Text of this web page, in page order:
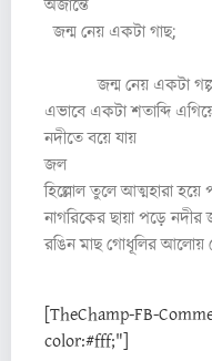
অজান্তে
জন্ম নেয় একটা গাছ;
জন্ম নেয় একটা গল্প
এভাবে একটা শতাব্দি
নদীতে বয়ে যায়
জল
হিল্লোল তুলে আত্মহারা হয়ে
নাগরিকের ছায়া পড়ে নদীর
রঙিন মাছ গোধূলির আলোয়
[TheChamp-FB-
color:#fff;"]